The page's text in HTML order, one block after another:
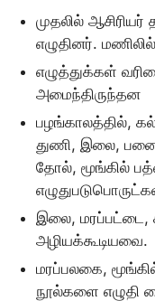
முதலில்
எழுதினர்.
எழுத்துக்கள்
அமைந்திருந்தன
பழங்காலத்தில்,
துணி, இலை,
தோல், மூங்கில்
இலை, மரப்பட்டை,
அழியக்கூடியவை.
மரப்பலகை,
நூல்களை எழுதி